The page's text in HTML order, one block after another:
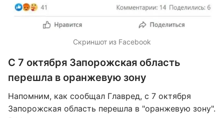
Скриншот из Facebook
С 7 октября Запорожская область
перешла в оранжевую зону
Напомним, как сообщал Главред, с 7 октября
Запорожская область перешла в "оранжевую зону".